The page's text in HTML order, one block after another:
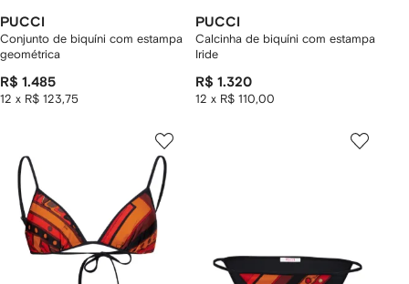
PUCCI
Conjunto de biquíni com estampa
geométrica
R$ 1.485
12 x R$ 123,75
PUCCI
Calcinha de biquíni com estampa
Iride
R$ 1.320
12 x R$ 110,00